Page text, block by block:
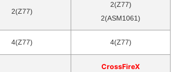
2(Z77)
2(Z77)
2(ASM1061)
4(Z77) 4(Z77)
CrossFireX